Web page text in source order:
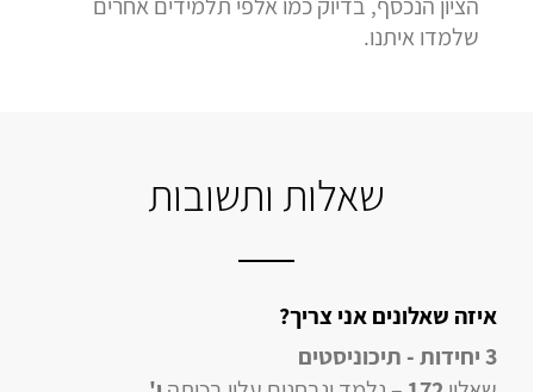
הציון הנכסף, בדיוק כמו אלפי תלמידים אחרים
שלמדו איתנו.
שאלות ותשובות
איזה שאלונים אני צריך?
3 יחידות - תיכוניסטים